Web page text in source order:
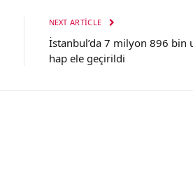
NEXT ARTICLE
İstanbul’da 7 milyon 896 bin
hap ele geçirildi